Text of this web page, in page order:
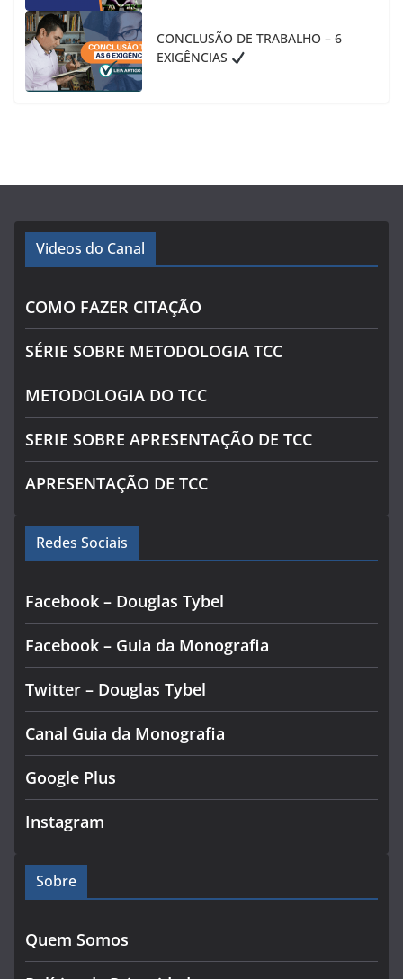
CONCLUSÃO DE TRABALHO – 6
EXIGÊNCIAS
Videos do Canal
COMO FAZER CITAÇÃO
SÉRIE SOBRE METODOLOGIA TCC
METODOLOGIA DO TCC
SERIE SOBRE APRESENTAÇÃO DE TCC
APRESENTAÇÃO DE TCC
Redes Sociais
Facebook – Douglas Tybel
Facebook – Guia da Monografia
Twitter – Douglas Tybel
Canal Guia da Monografia
Google Plus
Instagram
Sobre
Quem Somos